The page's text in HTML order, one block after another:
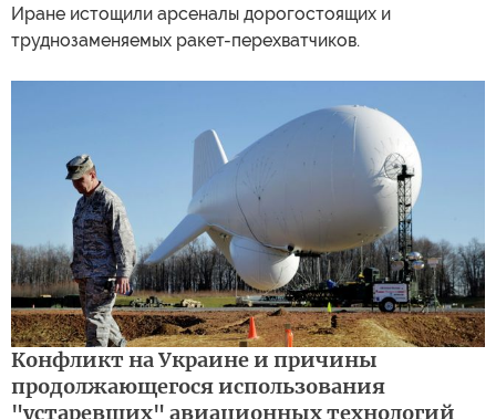
Иране истощили арсеналы дорогостоящих и
труднозаменяемых ракет-перехватчиков.
Конфликт на Украине и причины
продолжающегося использования
"устаревших" авиационных технологий